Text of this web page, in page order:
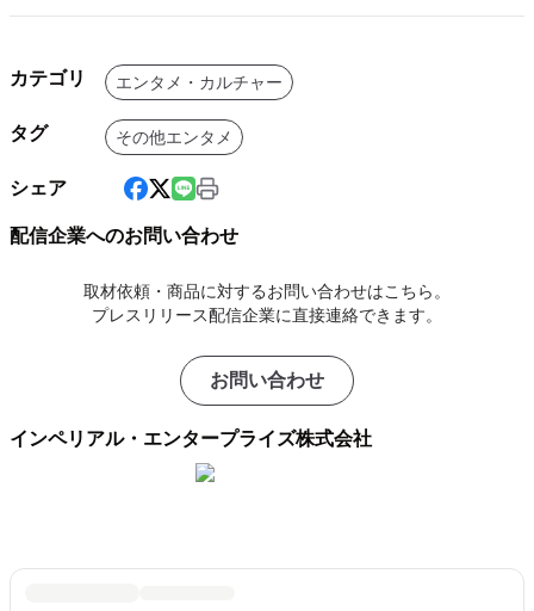
カテゴリ エンタメ・カルチャー
タグ その他エンタメ
シェア
配信企業へのお問い合わせ
取材依頼・商品に対するお問い合わせはこちら。
プレスリリース配信企業に直接連絡できます。
お問い合わせ
インペリアル・エンタープライズ株式会社